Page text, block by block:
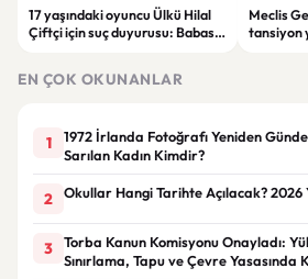
17 yaşındaki oyuncu Ülkü Hilal
Çiftçi için suç duyurusu: Babası
oldu
Meclis
tansiyon
EN ÇOK OKUNANLAR
1
1972 İrlanda Fotoğrafı Yeniden
Sarılan Kadın Kimdir?
2 Okullar Hangi Tarihte Açılacak? 2026
3
Torba Kanun Komisyonu Onayladı:
Sınırlama, Tapu ve Çevre Yasasında